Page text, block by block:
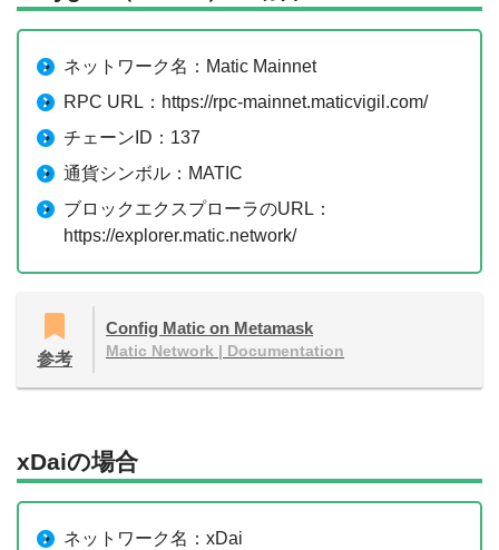
ネットワーク名：Matic Mainnet
RPC URL：https://rpc-mainnet.maticvigil.com/
チェーンID：137
通貨シンボル：MATIC
ブロックエクスプローラのURL：
https://explorer.matic.network/
参考
Config Matic on Metamask
Matic Network | Documentation
xDaiの場合
ネットワーク名：xDai